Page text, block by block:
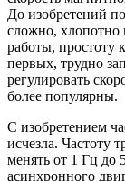
До изобретений
сложно, хлопотно
работы, простоту
первых, трудно
регулировать
более популярны.
С изобретением
исчезла. Частоту
менять от 1 Гц до
асинхронного